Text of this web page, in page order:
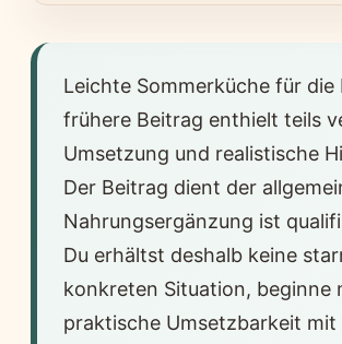
Leichte Sommerküche für
frühere Beitrag enthielt teils
Umsetzung und realistische
Der Beitrag dient der
Nahrungsergänzung ist
Du erhältst deshalb keine
konkreten Situation, beginne
praktische Umsetzbarkeit